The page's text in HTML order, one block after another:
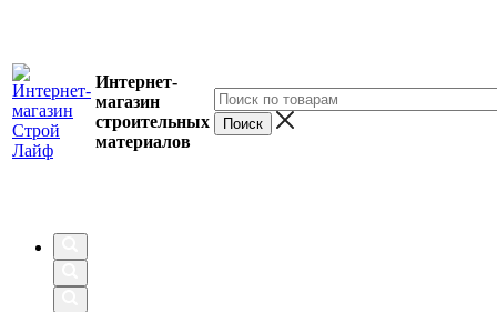
Интернет-
магазин
строительных
материалов